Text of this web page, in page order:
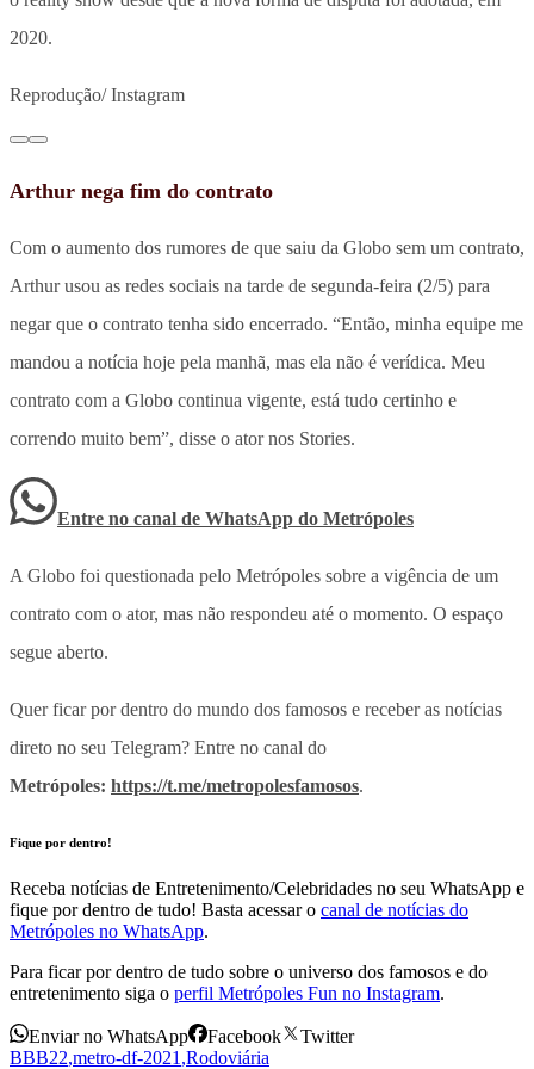
2020.
Reprodução/ Instagram
Arthur nega fim do contrato
Com o aumento dos rumores de que saiu da Globo sem um contrato,
Arthur usou as redes sociais na tarde de segunda-feira (2/5) para
negar que o contrato tenha sido encerrado. “Então, minha equipe me
mandou a notícia hoje pela manhã, mas ela não é verídica. Meu
contrato com a Globo continua vigente, está tudo certinho e
correndo muito bem”, disse o ator nos Stories.
Entre no canal de WhatsApp do Metrópoles
A Globo foi questionada pelo Metrópoles sobre a vigência de um
contrato com o ator, mas não respondeu até o momento. O espaço
segue aberto.
Quer ficar por dentro do mundo dos famosos e receber as notícias
direto no seu Telegram? Entre no canal do
Metrópoles: https://t.me/metropolesfamosos.
Fique por dentro!
Receba notícias de Entretenimento/Celebridades no seu WhatsApp e
fique por dentro de tudo! Basta acessar o canal de notícias do
Metrópoles no WhatsApp.
Para ficar por dentro de tudo sobre o universo dos famosos e do
entretenimento siga o perfil Metrópoles Fun no Instagram.
Enviar no WhatsApp Facebook
Twitter
BBB22,metro-df-2021,Rodoviária